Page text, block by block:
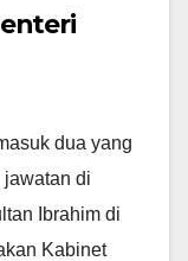
dua yang
jawatan di
Ibrahim di
Kabinet